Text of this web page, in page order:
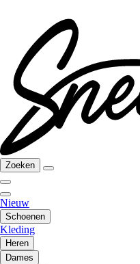
Zoeken
Nieuw
Schoenen
Kleding
Heren
Dames